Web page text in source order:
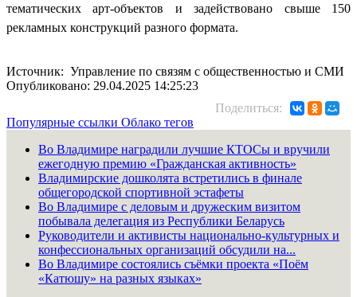
тематических арт-объектов и задействовано свыше 150
рекламных конструкций разного формата.
Источник: Управление по связям с общественностью и СМИ
Опубликовано: 29.04.2025 14:25:23
Поделиться:
Популярные ссылки Облако тегов
Во Владимире наградили лучшие КТОСы и вручили
ежегодную премию «Гражданская активность»
Владимирские дошколята встретились в финале
общегородской спортивной эстафеты
Во Владимире с деловым и дружеским визитом
побывала делегация из Республики Беларусь
Руководители и активисты национально-культурных и
конфессиональных организаций обсудили на...
Во Владимире состоялись съёмки проекта «Поём
«Катюшу» на разных языках»